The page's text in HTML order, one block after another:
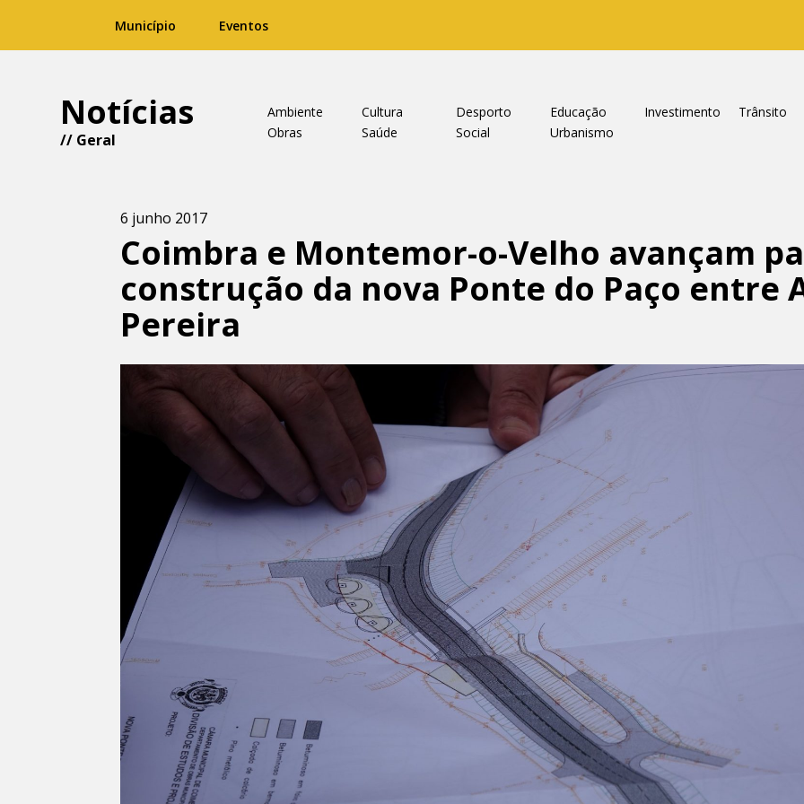
Município Eventos
Notícias
// Geral
Ambiente Cultura Desporto Educação Investimento
Trânsito
Obras
Saúde Social Urbanismo
6 junho 2017
Coimbra e Montemor-o-Velho avançam
construção da nova Ponte do Paço entre
Pereira